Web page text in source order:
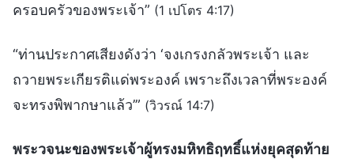
ครอบครัวของพระเจ้า” (1 เปโตร 4:17)
“ท่านประกาศเสียงดังว่า ‘จงเกรงกลัวพระเจ้า และ
ถวายพระเกียรติแด่พระองค์ เพราะถึงเวลาที่พระองค์
จะทรงพิพากษาแล้ว’” (วิวรณ์ 14:7)
พระวจนะของพระเจ้าผู้ทรงมหิทธิฤทธิ์แห่งยุคสุดท้าย